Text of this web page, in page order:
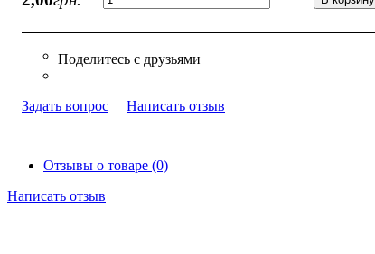
Задать вопрос Написать отзыв
Отзывы о товаре (0)
Написать отзыв